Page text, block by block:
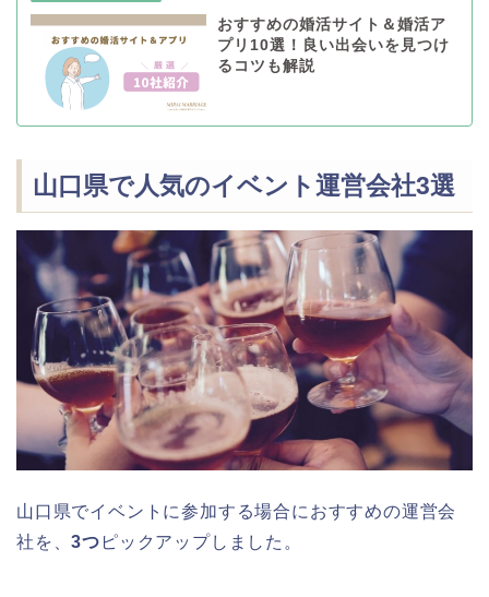
おすすめの婚活サイト＆婚活ア
プリ10選！良い出会いを見つけ
るコツも解説
山口県で人気のイベント運営会社3選
山口県でイベントに参加する場合におすすめの運営会
社を、3つ ピックアップしました。